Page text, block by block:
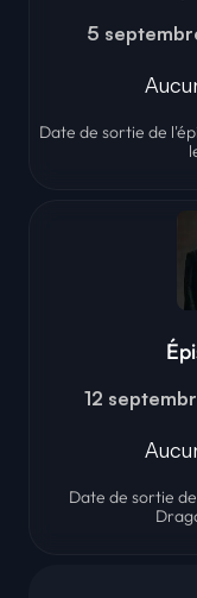
5
Date de sortie de
12
Date de sortie